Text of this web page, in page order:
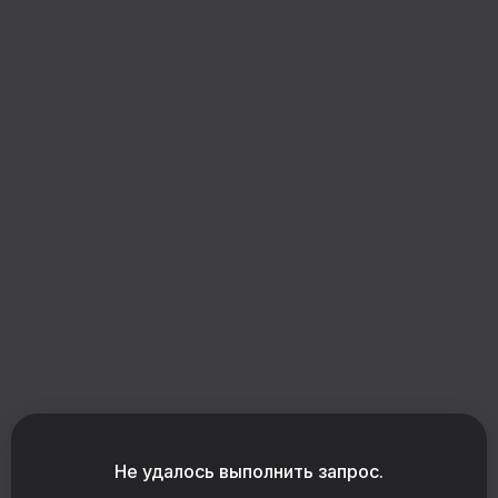
Загрузка конструктора
Не удалось выполнить запрос.